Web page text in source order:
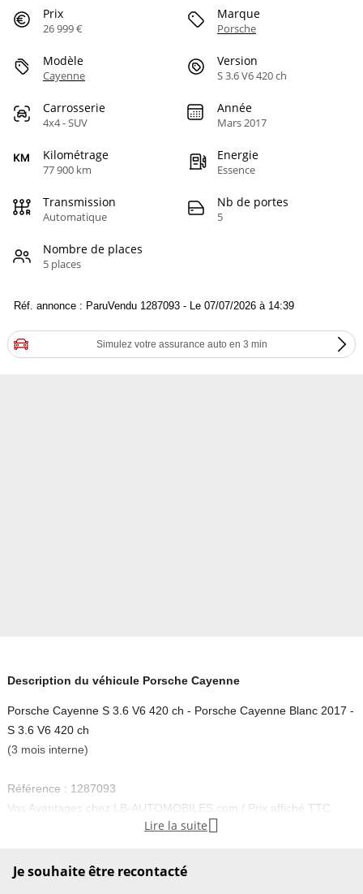
Prix
26 999 €
Marque
Porsche
Modèle
Cayenne
Version
S 3.6 V6 420 ch
Carrosserie
4x4 - SUV
Année
Mars 2017
Kilométrage
77 900 km
Energie
Essence
Transmission
Automatique
Nb de portes
5
Nombre de places
5 places
Réf. annonce : ParuVendu 1287093 - Le 07/07/2026 à 14:39
Simulez votre assurance auto en 3 min
Description du véhicule Porsche Cayenne
Porsche Cayenne S 3.6 V6 420 ch - Porsche Cayenne Blanc 2017 -
S 3.6 V6 420 ch
(3 mois interne)
Référence : 1287093
Vos Avantages chez LB-AUTOMOBILES.com / Prix affiché TTC
Livré hors carte grise / Livraison sous 10 jours dans toute la France
livraison par virement.
Lire la suite 
Je souhaite être recontacté